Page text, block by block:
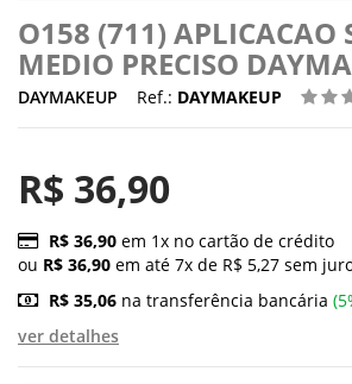
O158 (711) APLICACAO
MEDIO PRECISO
DAYMAKEUP Ref.: DAYMAKEUP
R$ 36,90
R$ 36,90 em 1x no cartão de crédito
ou R$ 36,90 em até 7x de R$ 5,27 sem
R$ 35,06 na transferência bancária
ver detalhes